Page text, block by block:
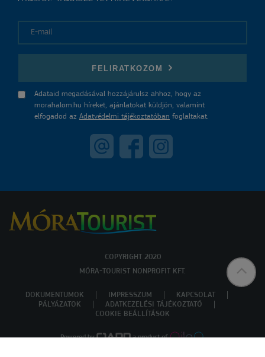
FELIRATKOZOM
Adataid megadásával hozzájárulsz ahhoz, hogy az
morahalom.hu híreket, ajánlatokat küldjön, valamint
elfogadod az Adatvédelmi tájékoztatóban foglaltakat.
COPYRIGHT 2020
MÓRA-TOURIST NONPROFIT KFT.
DOKUMENTUMOK IMPRESSZUM
KAPCSOLAT
PÁLYÁZATOK
ADATKEZELÉSI TÁJÉKOZTATÓ
COOKIE BEÁLLÍTÁSOK
Powered by a product of